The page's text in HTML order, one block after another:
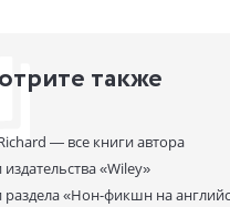
Isles and the greater part of
era.
также
— все книги автора
издательства«Wiley»
раздела«Нон-фикшн на